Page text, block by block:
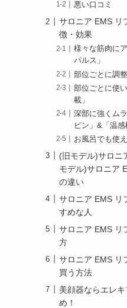
悪い口コミ
サロニア EMS リ
徴・効果
様々な筋肉に
パルス」
部位ごとに調
部位ごとに使
載」
深部に強くム
ピン」&「温感
お風呂でも使
(旧モデル)サロニ
モデル)サロニア
の違い
サロニア EMS リ
すめな人
サロニア EMS リ
方
サロニア EMS リ
買う方法
美顔器ならエレ
め！